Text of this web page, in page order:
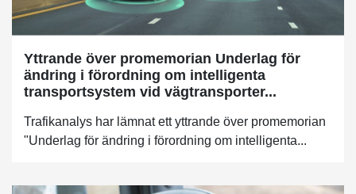
Yttrande över promemorian Underlag för
ändring i förordning om intelligenta
transportsystem vid vägtransporter...
Trafikanalys har lämnat ett yttrande över promemorian
"Underlag för ändring i förordning om intelligenta...